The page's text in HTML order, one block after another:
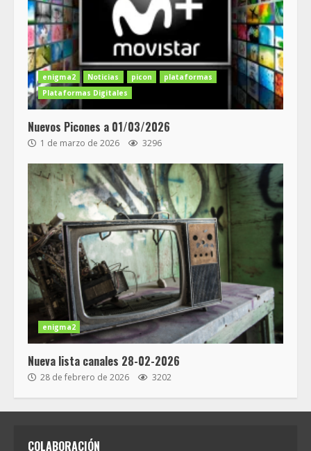
enigma2 Noticias picon
plataformas
Plataformas Digitales
Nuevos Picones a 01/03/2026
1 de marzo de 2026 3296
enigma2
Nueva lista canales 28-02-2026
28 de febrero de 2026 3202
COLABORACIÓN